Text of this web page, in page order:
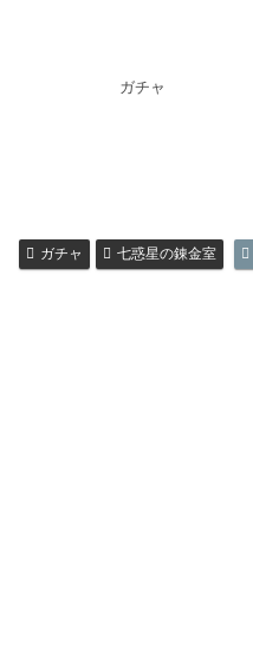
ガチャ
ガチャ 七惑星の錬金室